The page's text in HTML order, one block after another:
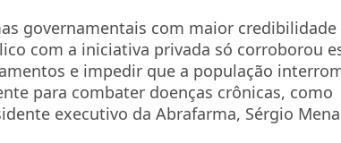
governamentais com maior
com a iniciativa privada só corroborou
e impedir que a população
para combater doenças crônicas, como
executivo da Abrafarma, Sérgio Mena